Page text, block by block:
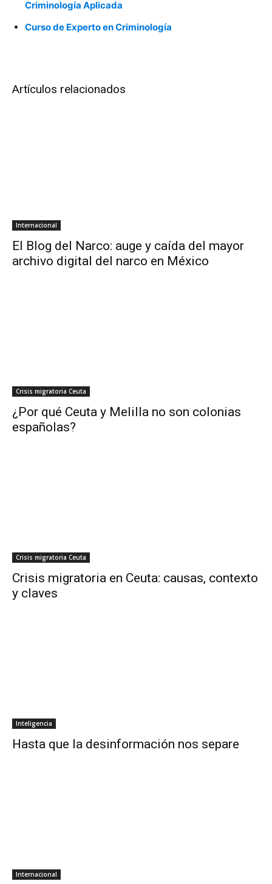
Criminología Aplicada
Curso de Experto en Criminología
Artículos relacionados
Internacional
El Blog del Narco: auge y caída del mayor
archivo digital del narco en México
Crisis migratoria Ceuta
¿Por qué Ceuta y Melilla no son colonias
españolas?
Crisis migratoria Ceuta
Crisis migratoria en Ceuta: causas, contexto
y claves
Inteligencia
Hasta que la desinformación nos separe
Internacional